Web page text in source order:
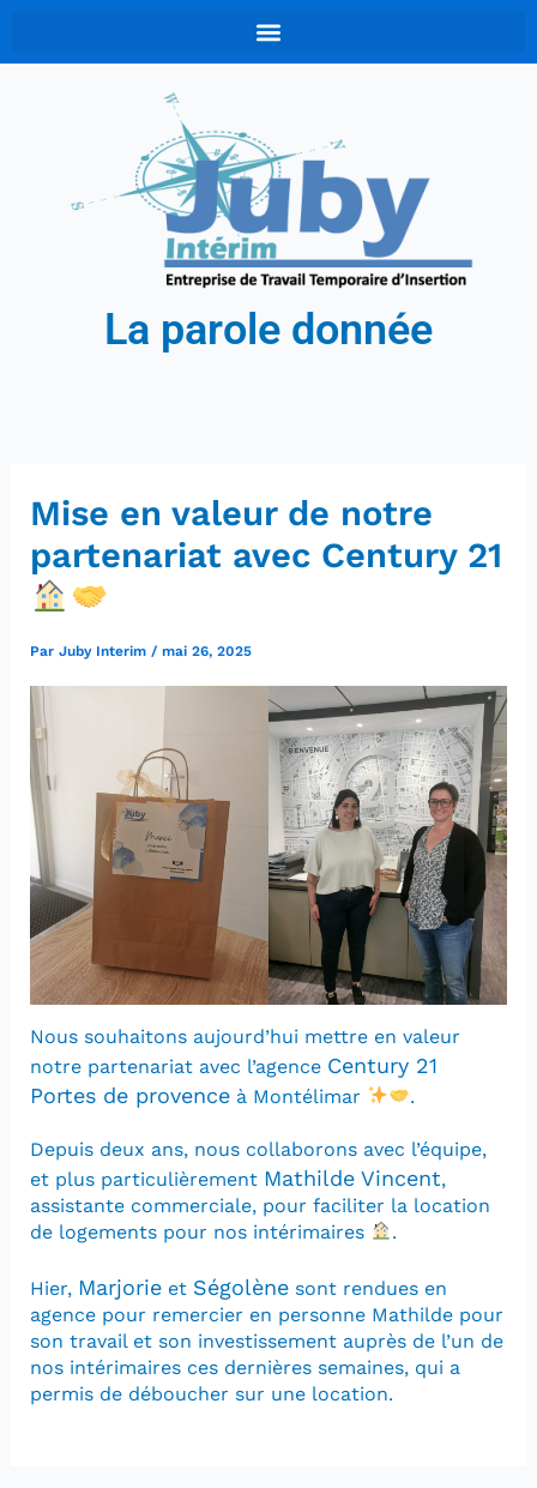
La parole donnée
Mise en valeur de notre
partenariat avec Century 21
Par Juby Interim / mai 26, 2025
Nous souhaitons aujourd’hui mettre en valeur
notre partenariat avec l’agence Century 21
Portes de provenceà Montélimar .
Depuis deux ans, nous collaborons avec l’équipe,
et plus particulièrement Mathilde Vincent,
assistante commerciale, pour faciliter la location
de logements pour nos intérimaires
.
Hier, Marjorieet Ségolènesont rendues en
agence pour remercier en personne Mathilde pour
son travail et son investissement auprès de l’un de
nos intérimaires ces dernières semaines, qui a
permis de déboucher sur une location.